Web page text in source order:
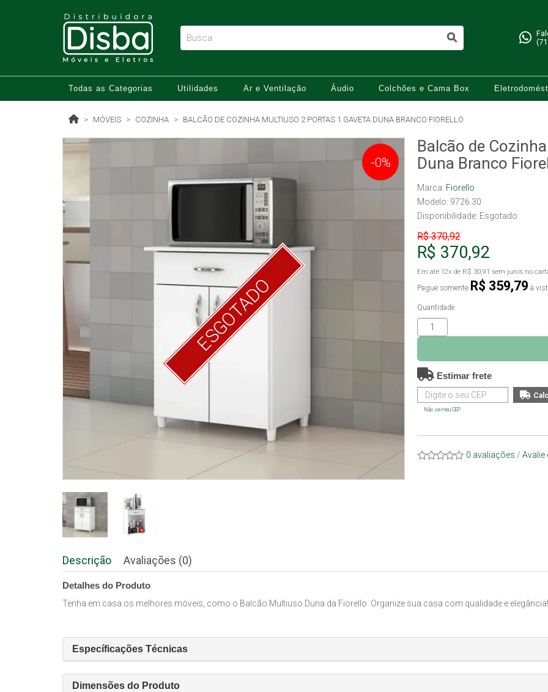
Todas as Categorias Utilidades Ar e Ventilação Áudio Colchões e Cama Box
MÓVEIS COZINHA BALCÃO DE COZINHA MULTIUSO 2 PORTAS 1 GAVETA DUNA BRANCO FIORELLO
ESGOTADO
-0%
Balcão de
Duna Branco
Marca: Fiorello
Modelo: 9726.30
Disponibilidade: Esgotado
R$ 370,92
R$ 370,92
Em até 12x de R$ 30,91 sem juros no
Pague somente R$ 359,79 à
Quantidade
Estimar frete
Não sei meu CEP
0 avaliações / Avalie
Descrição Avaliações (0)
Detalhes do Produto
Tenha em casa os melhores móveis, como o Balcão Multiuso Duna da Fiorello. Organize sua casa com qualidade e elegância!
Específicações Técnicas
Dimensões do Produto